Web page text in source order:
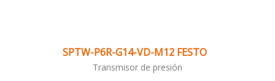
SPTW-P6R-G14-VD-M12 FESTO
Transmisor de presión